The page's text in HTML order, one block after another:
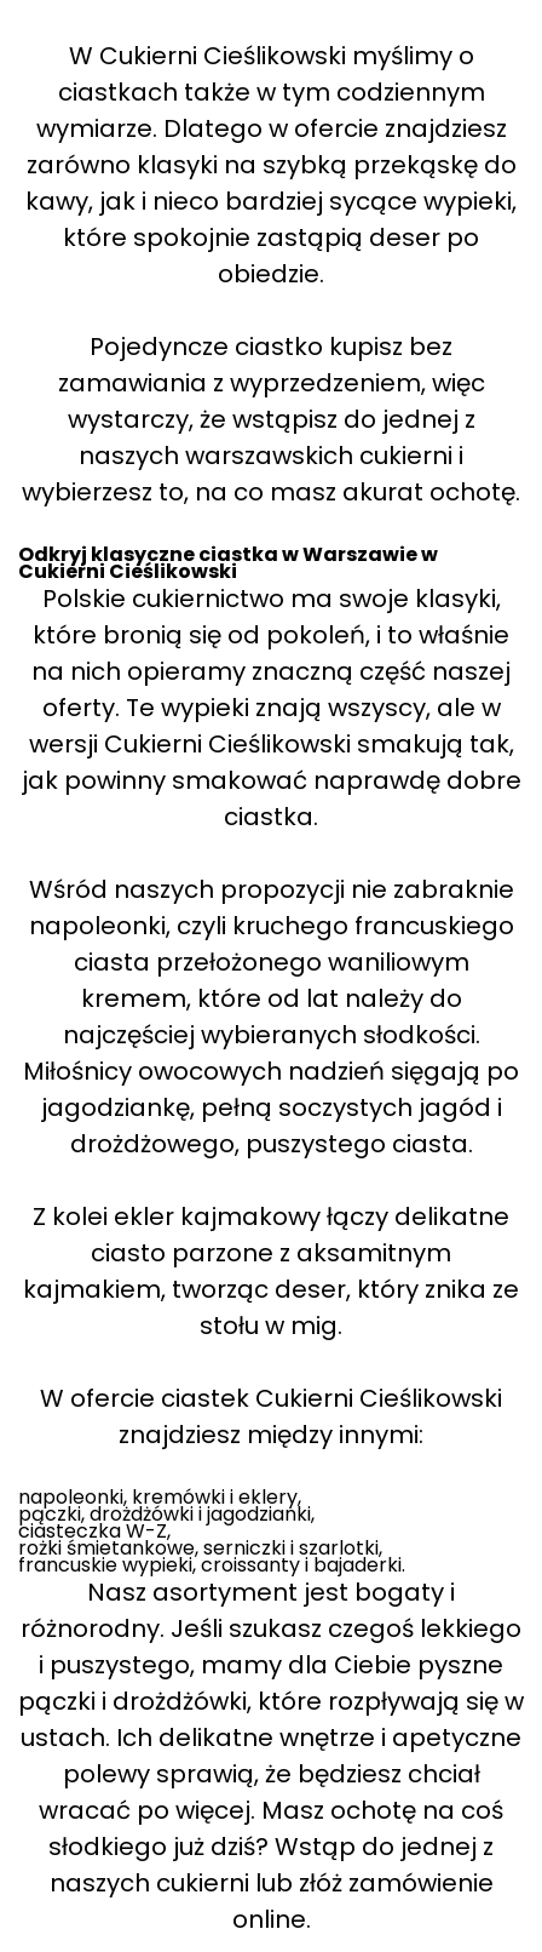
W Cukierni Cieślikowski myślimy o
ciastkach także w tym codziennym
wymiarze. Dlatego w ofercie znajdziesz
zarówno klasyki na szybką przekąskę do
kawy, jak i nieco bardziej sycące wypieki,
które spokojnie zastąpią deser po
obiedzie.
Pojedyncze ciastko kupisz bez
zamawiania z wyprzedzeniem, więc
wystarczy, że wstąpisz do jednej z
naszych warszawskich cukierni i
wybierzesz to, na co masz akurat ochotę.
Odkryj klasyczne ciastka w Warszawie w
Cukierni Cieślikowski
Polskie cukiernictwo ma swoje klasyki,
które bronią się od pokoleń, i to właśnie
na nich opieramy znaczną część naszej
oferty. Te wypieki znają wszyscy, ale w
wersji Cukierni Cieślikowski smakują tak,
jak powinny smakować naprawdę dobre
ciastka.
Wśród naszych propozycji nie zabraknie
napoleonki, czyli kruchego francuskiego
ciasta przełożonego waniliowym
kremem, które od lat należy do
najczęściej wybieranych słodkości.
Miłośnicy owocowych nadzień sięgają po
jagodziankę, pełną soczystych jagód i
drożdżowego, puszystego ciasta.
Z kolei ekler kajmakowy łączy delikatne
ciasto parzone z aksamitnym
kajmakiem, tworząc deser, który znika ze
stołu w mig.
W ofercie ciastek Cukierni Cieślikowski
znajdziesz między innymi:
napoleonki, kremówki i eklery,
pączki, drożdżówki i jagodzianki,
ciasteczka W-Z,
rożki śmietankowe, serniczki i szarlotki,
francuskie wypieki, croissanty i bajaderki.
Nasz asortyment jest bogaty i
różnorodny. Jeśli szukasz czegoś lekkiego
i puszystego, mamy dla Ciebie pyszne
pączki i drożdżówki, które rozpływają się w
ustach. Ich delikatne wnętrze i apetyczne
polewy sprawią, że będziesz chciał
wracać po więcej. Masz ochotę na coś
słodkiego już dziś? Wstąp do jednej z
naszych cukierni lub złóż zamówienie
online.